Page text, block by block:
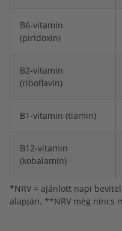
B6-vitamin
(piridoxin)
B2-vitamin
(riboflavin)
B1-vitamin (tiamin)
B12-vitamin
(kobalamin)
*NRV = ajánlott napi
alapján. **NRV még nincs